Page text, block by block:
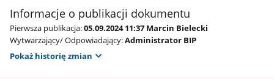
Informacje o publikacji dokumentu
Pierwsza publikacja:05.09.2024 11:37 Marcin Bielecki
Wytwarzający/ Odpowiadający:Administrator BIP
Pokaż historię zmian